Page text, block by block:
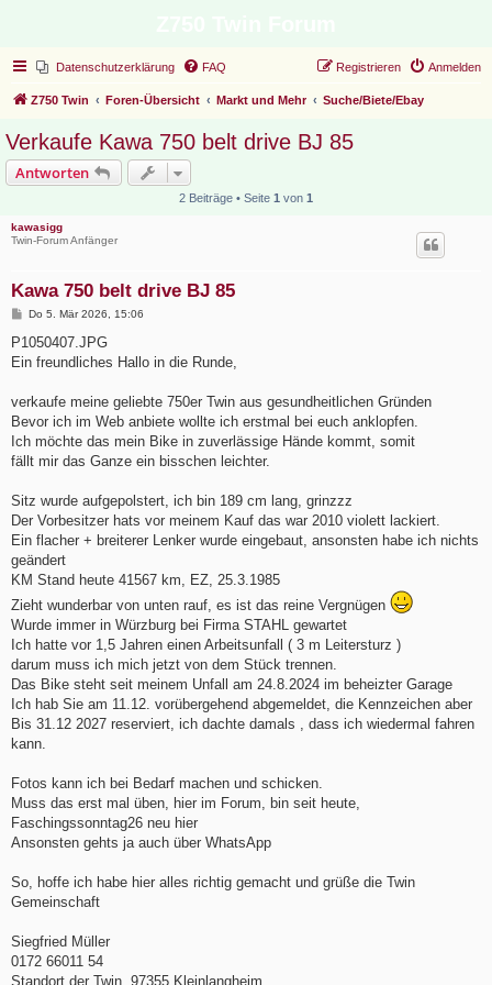
Datenschutzerklärung FAQ Anmelden
Registrieren
Z750 Twin Foren-Übersicht Markt und Mehr Suche/Biete/Ebay
Verkaufe Kawa 750 belt drive BJ 85
Antworten
2 Beiträge • Seite 1 von 1
kawasigg
Twin-Forum Anfänger
Kawa 750 belt drive BJ 85
B
i
r
Do 5. Mär 2026, 15:06
P1050407.JPG
Ein freundliches Hallo in die Runde,
verkaufe meine geliebte 750er Twin aus gesundheitlichen Gründen
Bevor ich im Web anbiete wollte ich erstmal bei euch anklopfen.
Ich möchte das mein Bike in zuverlässige Hände kommt, somit
fällt mir das Ganze ein bisschen leichter.
Sitz wurde aufgepolstert, ich bin 189 cm lang, grinzzz
Der Vorbesitzer hats vor meinem Kauf das war 2010 violett lackiert.
Ein flacher + breiterer Lenker wurde eingebaut, ansonsten habe ich nichts
geändert
KM Stand heute 41567 km, EZ, 25.3.1985
Zieht wunderbar von unten rauf, es ist das reine Vergnügen
Wurde immer in Würzburg bei Firma STAHL gewartet
Ich hatte vor 1,5 Jahren einen Arbeitsunfall ( 3 m Leitersturz )
darum muss ich mich jetzt von dem Stück trennen.
Das Bike steht seit meinem Unfall am 24.8.2024 im beheizter Garage
Ich hab Sie am 11.12. vorübergehend abgemeldet, die Kennzeichen aber
Bis 31.12 2027 reserviert, ich dachte damals , dass ich wiedermal fahren
kann.
Fotos kann ich bei Bedarf machen und schicken.
Muss das erst mal üben, hier im Forum, bin seit heute,
Faschingssonntag26 neu hier
Ansonsten gehts ja auch über WhatsApp
So, hoffe ich habe hier alles richtig gemacht und grüße die Twin
Gemeinschaft
Siegfried Müller
0172 66011 54
Standort der Twin, 97355 Kleinlangheim